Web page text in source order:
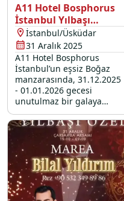
A11 Hotel Bosphorus
İstanbul Yılbaşı
Programı 2026
İstanbul/Üsküdar
31 Aralık 2025
A11 Hotel Bosphorus
İstanbul’un eşsiz Boğaz
manzarasında, 31.12.2025
- 01.01.2026 gecesi
unutulmaz bir galaya
davetlisiniz. Üsküdar’da en
özel yılbaşı konserleri ve
yılbaşı etkinlikleri ile yeni
yıla merhaba deyin. Seçkin
yılbaşı mekanları arasında
fark yaratan otelimizde
yerinizi ayırtın!